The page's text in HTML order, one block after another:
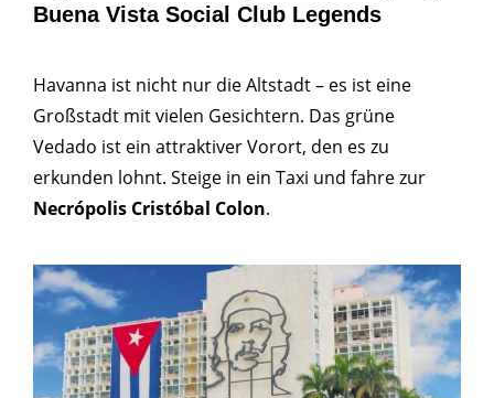
Buena Vista Social Club Legends
Havanna ist nicht nur die Altstadt – es ist eine
Großstadt mit vielen Gesichtern. Das grüne
Vedado ist ein attraktiver Vorort, den es zu
erkunden lohnt. Steige in ein Taxi und fahre zur
Necrópolis Cristóbal Colon.